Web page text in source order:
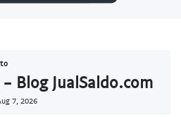
Blog JualSaldo.com
7, 2026